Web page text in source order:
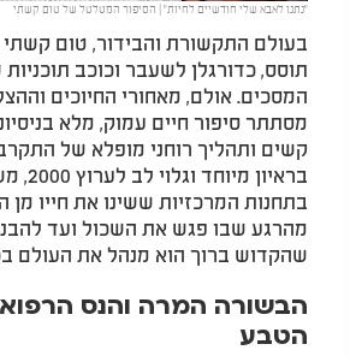
Video
"נתנו לאבא שלי חודשיים לחיות" | הסיפור המטלטל של טום קשתי
בעולם התקשורת והבידור, טום
תוסס, כדורגלן לשעבר וכוכב
המסכים. אולם, מאחורי החיוכים
מסתתר סיפור חיים עמוק, מלא
קשים ותהליך רוחני מופלא של
בראיון
בתחנות המרכזיות ששינו את חייו
מהרגע שבו פגש את השכול ועד
שהקדוש ברוך הוא מנהל את העולם
הבשורה המרה והנס
הטבע